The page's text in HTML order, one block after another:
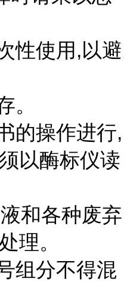
性使用,以避
。
的操作进行,
以酶标仪读
和各种废弃
理。
组分不得混